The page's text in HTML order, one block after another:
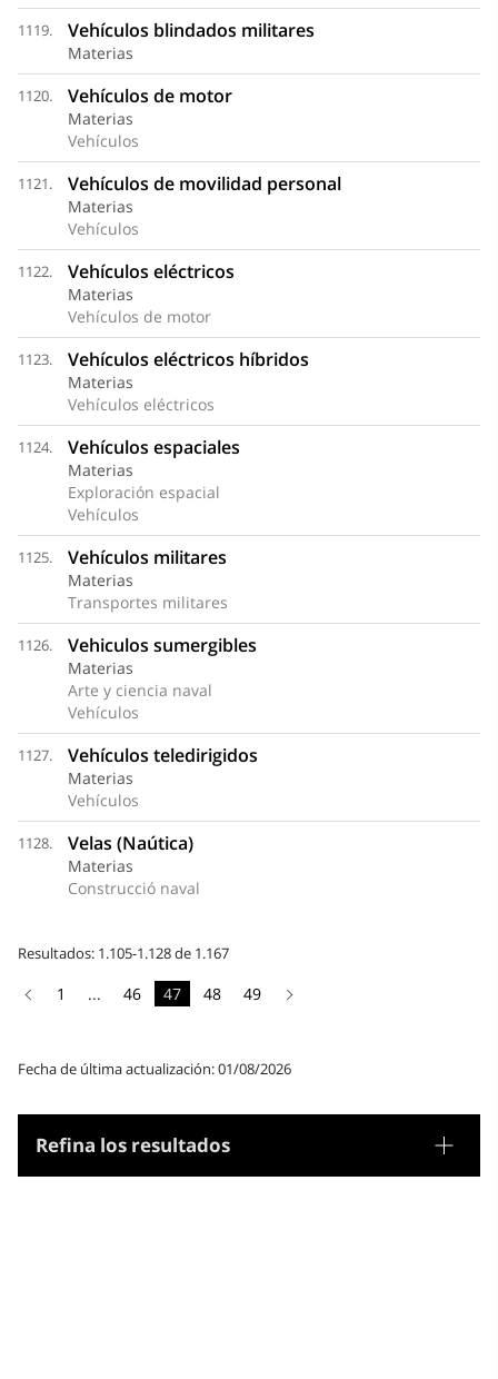
Refina los resultados
Tesauro
1119. Vehículos blindados militares
Materias
1120. Vehículos de motor
Materias
Vehículos
1121. Vehículos de movilidad personal
Materias
Vehículos
1122. Vehículos eléctricos
Materias
Vehículos de motor
1123. Vehículos eléctricos híbridos
Materias
Vehículos eléctricos
1124. Vehículos espaciales
Materias
Exploración espacial
Vehículos
1125. Vehículos militares
Materias
Transportes militares
1126. Vehiculos sumergibles
Materias
Arte y ciencia naval
Vehículos
1127. Vehículos teledirigidos
Materias
Vehículos
1128. Velas (Naútica)
Materias
Construcció naval
Resultados: 1.105-1.128 de 1.167
1 ... 46 47 48 49
Fecha de última actualización: 01/08/2026